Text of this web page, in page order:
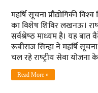
महर्षि सूचना प्रौ‍द्योगिकी
का विशेष शिविर लखनऊ।
सर्वश्रेष्‍ठ माध्‍यम है। यह
रूबीराज सिन्‍हा ने महर्षि
चल रहे राष्‍ट्रीय सेवा योजना
Read More »